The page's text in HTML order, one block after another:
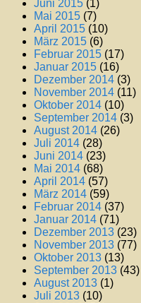
Juni 2015 (1)
Mai 2015 (7)
April 2015 (10)
März 2015 (6)
Februar 2015 (17)
Januar 2015 (16)
Dezember 2014 (3)
November 2014 (11)
Oktober 2014 (10)
September 2014 (3)
August 2014 (26)
Juli 2014 (28)
Juni 2014 (23)
Mai 2014 (68)
April 2014 (57)
März 2014 (59)
Februar 2014 (37)
Januar 2014 (71)
Dezember 2013 (23)
November 2013 (77)
Oktober 2013 (13)
September 2013 (43)
August 2013 (1)
Juli 2013 (10)